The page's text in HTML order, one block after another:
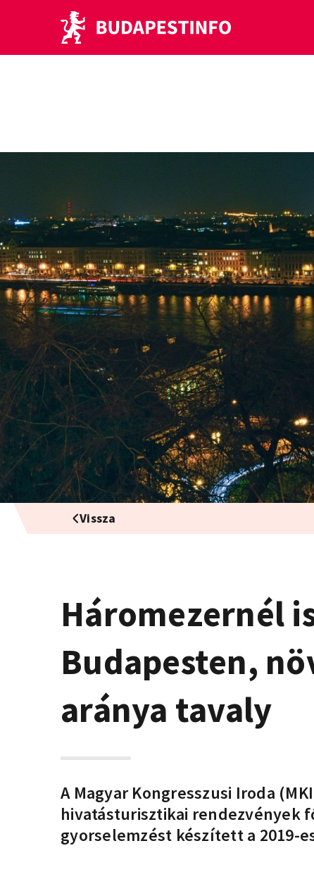
Vissza
Háromezernél
Budapesten,
aránya tavaly
A Magyar Kongresszusi Iroda
hivatásturisztikai rendezvények
gyorselemzést készített a 2019-